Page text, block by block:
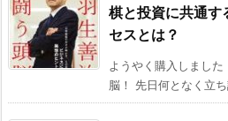
棋と投資に共通す
セスとは？
ようやく購入しまし
脳！ 先日何となく立